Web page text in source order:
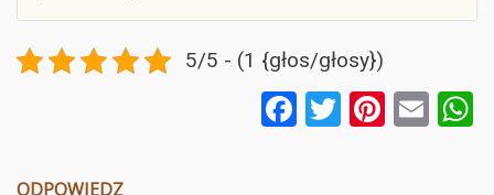
5/5 - (1 {głos/głosy})
F T Pi E
ODPOWIEDZ